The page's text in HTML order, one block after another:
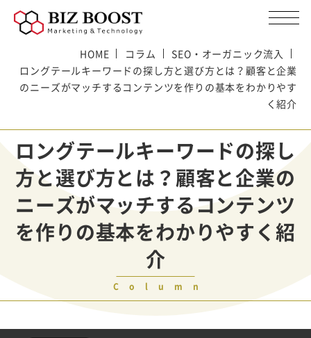
HOME コラム
SEO・オーガニック流入
ロングテールキーワードの探し方と選び方とは？顧客と企業
のニーズがマッチするコンテンツを作りの基本をわかりやす
く紹介
ロングテールキーワードの探し
方と選び方とは？顧客と企業の
ニーズがマッチするコンテンツ
を作りの基本をわかりやすく紹
介
Column